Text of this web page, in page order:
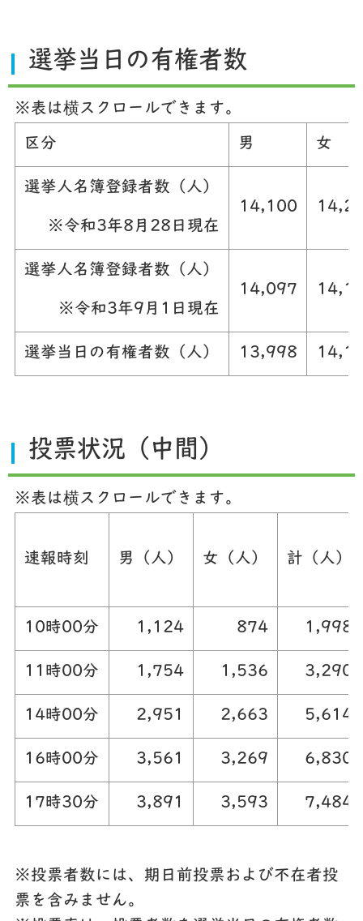
選挙当日の有権者数
※表は横スクロールできます。
区分 男 女
選挙人名簿登録者数（人）
※令和3年8月28日現在
14,100
選挙人名簿登録者数（人）
※令和3年9月1日現在
14,097
選挙当日の有権者数（人） 13,998
投票状況（中間）
※表は横スクロールできます。
速報時刻 男（人） 女（人） 計（人）
10時00分 1,124 874 1,998
11時00分 1,754 1,536 3,290
14時00分 2,951 2,663 5,614
16時00分 3,561 3,269 6,830
17時30分 3,891 3,593 7,484
※投票者数には、期日前投票および不在者投
票を含みません。